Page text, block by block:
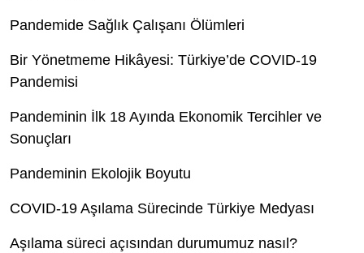
Pandemide Sağlık Çalışanı Ölümleri
Bir Yönetmeme Hikâyesi: Türkiye’de COVID-19
Pandemisi
Pandeminin İlk 18 Ayında Ekonomik Tercihler ve
Sonuçları
Pandeminin Ekolojik Boyutu
COVID-19 Aşılama Sürecinde Türkiye Medyası
Aşılama süreci açısından durumumuz nasıl?